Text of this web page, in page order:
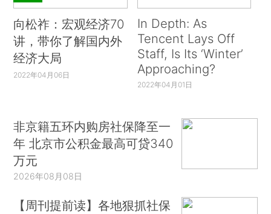
向松祚：宏观经济70
讲，带你了解国内外
经济大局
2022年04月06日
In Depth: As
Tencent Lays Off
Staff, Is Its ‘Winter’
Approaching?
2022年04月01日
非京籍五环内购房社保降至一
年 北京市公积金最高可贷340
万元
2026年08月08日
【周刊提前读】各地狠抓社保